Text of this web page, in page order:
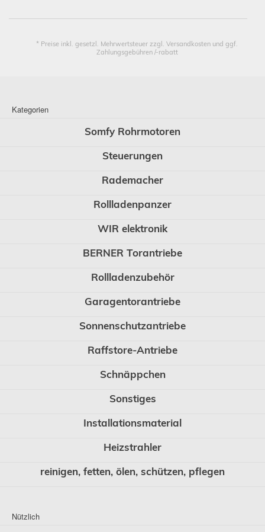
* Preise inkl. gesetzl. Mehrwertsteuer zzgl. Versandkosten und ggf.
Zahlungsgebühren /-rabatt
Kategorien
Somfy Rohrmotoren
Steuerungen
Rademacher
Rollladenpanzer
WIR elektronik
BERNER Torantriebe
Rollladenzubehör
Garagentorantriebe
Sonnenschutzantriebe
Raffstore-Antriebe
Schnäppchen
Sonstiges
Installationsmaterial
Heizstrahler
reinigen, fetten, ölen, schützen, pflegen
Nützlich